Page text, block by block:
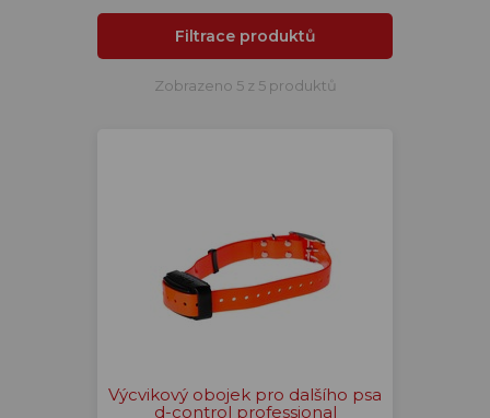
Filtrace produktů
Zobrazeno 5 z 5 produktů
Výcvikový obojek pro dalšího psa
d-control professional